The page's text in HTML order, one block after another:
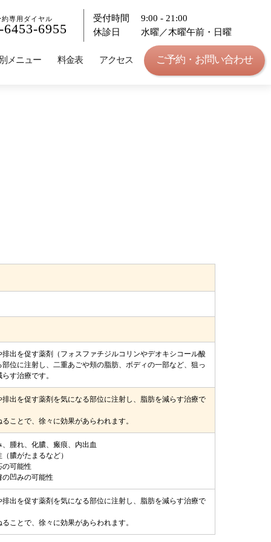
約専用ダイヤル
6453-6955
受付時間
9:00 - 21:00
休診日
水曜／木曜午前・日曜
メニュー 料金表 アクセス ご予約・お問い合わせ
出を促す薬剤（フォスファチジルコリンやデオキシコール酸
位に注射し、二重あごや頬の脂肪、ボディの一部など、狙っ
す治療です。
出を促す薬剤を気になる部位に注射し、脂肪を減らす治療で
ことで、徐々に効果があらわれます。
腫れ、化膿、瘢痕、内出血
膿がたまるなど）
の可能性
の凹みの可能性
出を促す薬剤を気になる部位に注射し、脂肪を減らす治療で
ことで、徐々に効果があらわれます。